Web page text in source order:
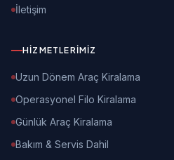
İletişim
HIZMETLERIMIZ
Uzun Dönem Araç Kiralama
Operasyonel Filo Kiralama
Günlük Araç Kiralama
Bakım & Servis Dahil